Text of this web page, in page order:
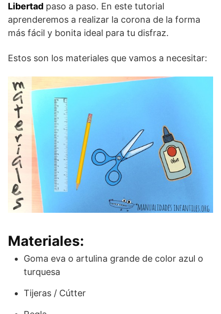
Libertad paso a paso. En este tutorial
aprenderemos a realizar la corona de la forma
más fácil y bonita ideal para tu disfraz.
Estos son los materiales que vamos a necesitar:
Materiales:
Goma eva o artulina grande de color azul o
turquesa
Tijeras / Cútter